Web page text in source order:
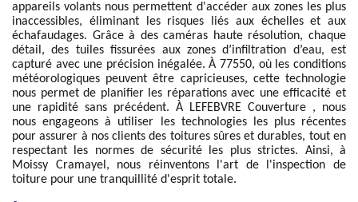
appareils volants nous permettent d'accéder aux zones les plus
inaccessibles, éliminant les risques liés aux échelles et aux
échafaudages. Grâce à des caméras haute résolution, chaque
détail, des tuiles fissurées aux zones d’infiltration d’eau, est
capturé avec une précision inégalée. À 77550, où les conditions
météorologiques peuvent être capricieuses, cette technologie
nous permet de planifier les réparations avec une efficacité et
une rapidité sans précédent. À LEFEBVRE Couverture , nous
nous engageons à utiliser les technologies les plus récentes
pour assurer à nos clients des toitures sûres et durables, tout en
respectant les normes de sécurité les plus strictes. Ainsi, à
Moissy Cramayel, nous réinventons l'art de l'inspection de
toiture pour une tranquillité d'esprit totale.